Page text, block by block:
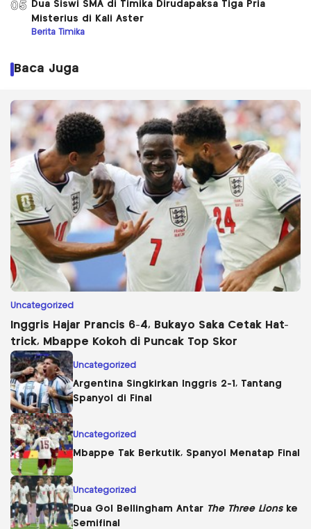
05
Dua Siswi SMA di Timika Dirudapaksa Tiga Pria
Misterius di Kali Aster
Berita Timika
Baca Juga
Uncategorized
Inggris Hajar Prancis 6-4, Bukayo Saka Cetak Hat-
trick, Mbappe Kokoh di Puncak Top Skor
Uncategorized
Argentina Singkirkan Inggris 2-1, Tantang
Spanyol di Final
Uncategorized
Mbappe Tak Berkutik, Spanyol Menatap Final
Uncategorized
Dua Gol Bellingham Antar The Three Lionske
Semifinal